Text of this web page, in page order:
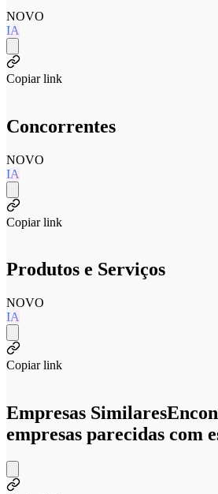
NOVO
IA
Copiar link
Concorrentes
NOVO
IA
Copiar link
Produtos e Serviços
NOVO
IA
Copiar link
Empresas Similares
empresas parecidas com